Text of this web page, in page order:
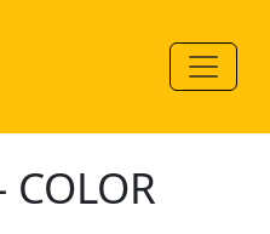
COLOR